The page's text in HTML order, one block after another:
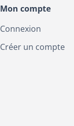
Mon compte
Connexion
Créer un compte